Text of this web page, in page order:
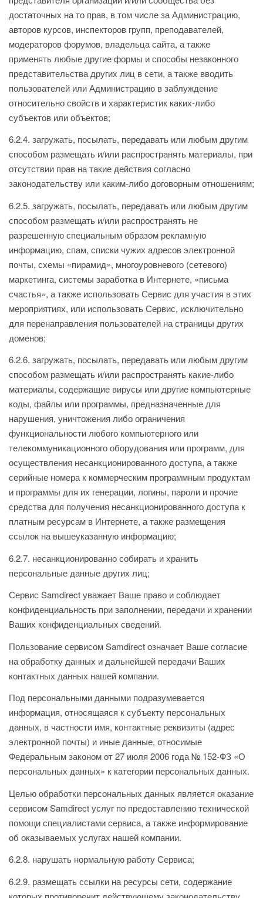
достаточных на то прав, в том числе за Администрацию,
авторов курсов, инспекторов групп, преподавателей,
модераторов форумов, владельца сайта, а также
применять любые другие формы и способы незаконного
представительства других лиц в сети, а также вводить
пользователей или Администрацию в заблуждение
относительно свойств и характеристик каких-либо
субъектов или объектов;
6.2.4. загружать, посылать, передавать или любым другим
способом размещать и/или распространять материалы, при
отсутствии прав на такие действия согласно
законодательству или каким-либо договорным отношениям;
6.2.5. загружать, посылать, передавать или любым другим
способом размещать и/или распространять не
разрешенную специальным образом рекламную
информацию, спам, списки чужих адресов электронной
почты, схемы «пирамид», многоуровневого (сетевого)
маркетинга, системы заработка в Интернете, «письма
счастья», а также использовать Сервис для участия в этих
мероприятиях, или использовать Сервис, исключительно
для перенаправления пользователей на страницы других
доменов;
6.2.6. загружать, посылать, передавать или любым другим
способом размещать и/или распространять какие-либо
материалы, содержащие вирусы или другие компьютерные
коды, файлы или программы, предназначенные для
нарушения, уничтожения либо ограничения
функциональности любого компьютерного или
телекоммуникационного оборудования или программ, для
осуществления несанкционированного доступа, а также
серийные номера к коммерческим программным продуктам
и программы для их генерации, логины, пароли и прочие
средства для получения несанкционированного доступа к
платным ресурсам в Интернете, а также размещения
ссылок на вышеуказанную информацию;
6.2.7. несанкционированно собирать и хранить
персональные данные других лиц;
Сервис Samdirect уважает Ваше право и соблюдает
конфиденциальность при заполнении, передачи и хранении
Ваших конфиденциальных сведений.
Пользование сервисом Samdirect означает Ваше согласие
на обработку данных и дальнейшей передачи Ваших
контактных данных нашей компании.
Под персональными данными подразумевается
информация, относящаяся к субъекту персональных
данных, в частности имя, контактные реквизиты (адрес
электронной почты) и иные данные, относимые
Федеральным законом от 27 июля 2006 года № 152-ФЗ «О
персональных данных» к категории персональных данных.
Целью обработки персональных данных является оказание
сервисом Samdirect услуг по предоставлению технической
помощи специалистами сервиса, а также информирование
об оказываемых услугах нашей компании.
6.2.8. нарушать нормальную работу Сервиса;
6.2.9. размещать ссылки на ресурсы сети, содержание